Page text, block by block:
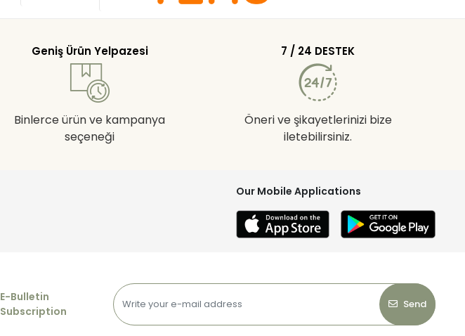
Geniş Ürün Yelpazesi
Binlerce ürün ve kampanya
seçeneği
7 / 24 DESTEK
Öneri ve şikayetlerinizi bize
iletebilirsiniz.
Our Mobile Applications
E-Bulletin
Subscription
Send